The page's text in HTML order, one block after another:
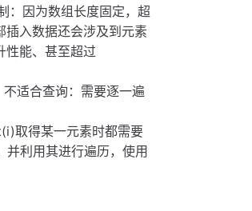
：因为数组长度固定，超
插入数据还会涉及到元素
性能、甚至超过
适合查询：需要逐一遍
取得某一元素时都需要
利用其进行遍历，使用